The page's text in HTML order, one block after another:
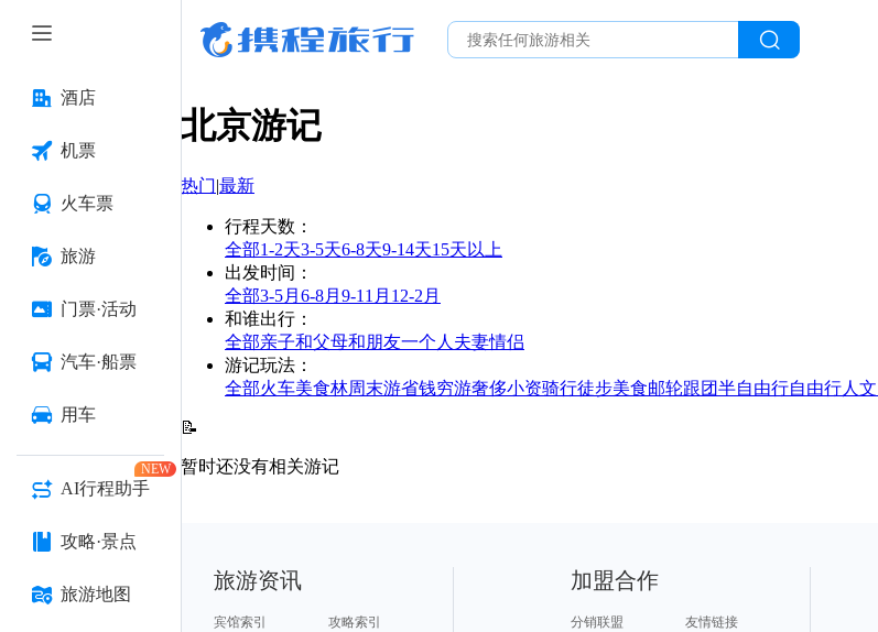
酒店
机票
火车票
旅游
门票·活动
汽车·船票
用车
AI行程助手
NEW
攻略·景点
旅游地图
北京游记
热门|最新
行程天数 ：
全部1-2天3-5天6-8天9-14天15天以上
出发时间 ：
全部3-5月 6-8月 9-11月 12-2月
和谁出行 ：
全部亲子和父母和朋友一个人 夫妻情侣
游记玩法 ：
全部火车美食林周末游省钱穷游奢侈小资骑行徒步美食邮轮跟团半自由行自由行人文
📝
暂时还没有相关游记
旅游资讯
宾馆索引
攻略索引
加盟合作
分销联盟
友情链接